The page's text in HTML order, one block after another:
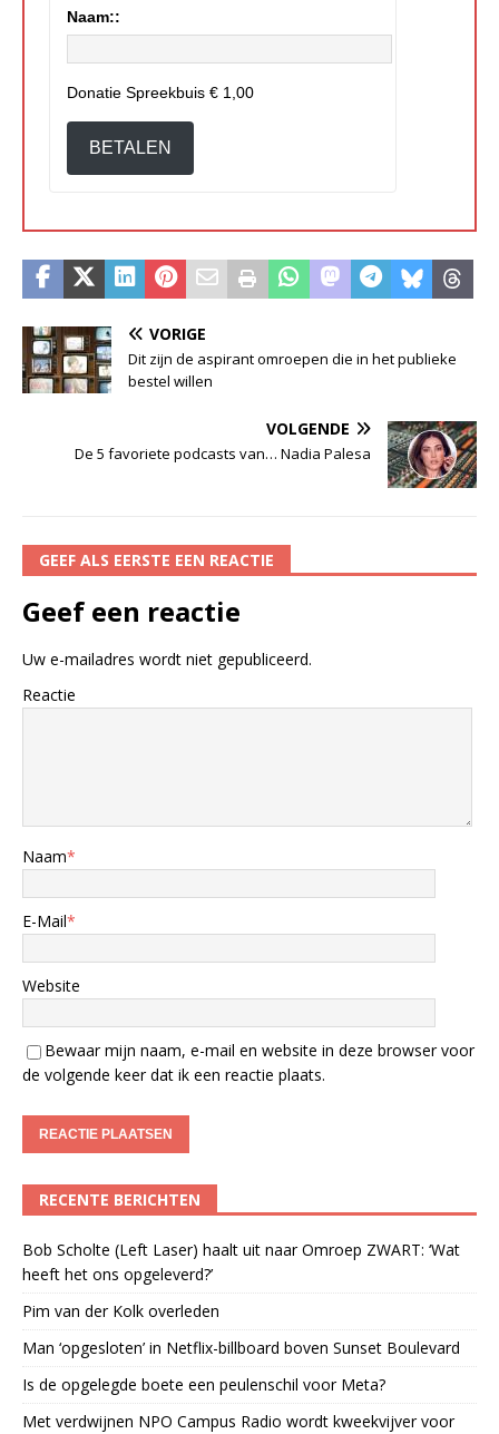
Naam::
Donatie Spreekbuis € 1,00
BETALEN
VORIGE
Dit zijn de aspirant omroepen die in het publieke
bestel willen
VOLGENDE
De 5 favoriete podcasts van… Nadia Palesa
GEEF ALS EERSTE EEN REACTIE
Geef een reactie
Uw e-mailadres wordt niet gepubliceerd.
Reactie
Naam*
E-Mail*
Website
Bewaar mijn naam, e-mail en website in deze browser voor
de volgende keer dat ik een reactie plaats.
RECENTE BERICHTEN
Bob Scholte (Left Laser) haalt uit naar Omroep ZWART: ‘Wat
heeft het ons opgeleverd?’
Pim van der Kolk overleden
Man ‘opgesloten’ in Netflix-billboard boven Sunset Boulevard
Is de opgelegde boete een peulenschil voor Meta?
Met verdwijnen NPO Campus Radio wordt kweekvijver voor